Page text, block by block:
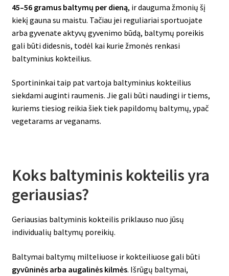
45–56 gramus baltymų per dieną, ir dauguma žmonių šį
kiekį gauna su maistu. Tačiau jei reguliariai sportuojate
arba gyvenate aktyvų gyvenimo būdą, baltymų poreikis
gali būti didesnis, todėl kai kurie žmonės renkasi
baltyminius kokteilius.
Sportininkai taip pat vartoja baltyminius kokteilius
siekdami auginti raumenis. Jie gali būti naudingi ir tiems,
kuriems tiesiog reikia šiek tiek papildomų baltymų, ypač
vegetarams ar veganams.
Koks baltyminis kokteilis yra
geriausias?
Geriausias baltyminis kokteilis priklauso nuo jūsų
individualių baltymų poreikių.
Baltymai baltymų milteliuose ir kokteiliuose gali būti
gyvūninės arba augalinės kilmės. Išrūgų baltymai,